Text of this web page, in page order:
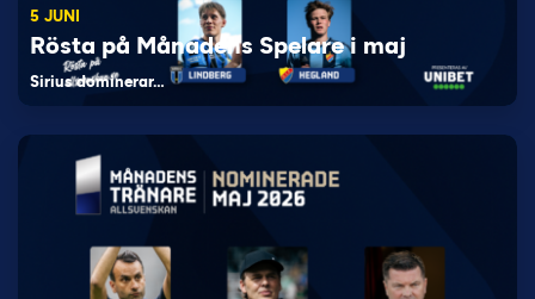
5 JUNI
Rösta på Månadens Spelare i maj
Sirius dominerar…